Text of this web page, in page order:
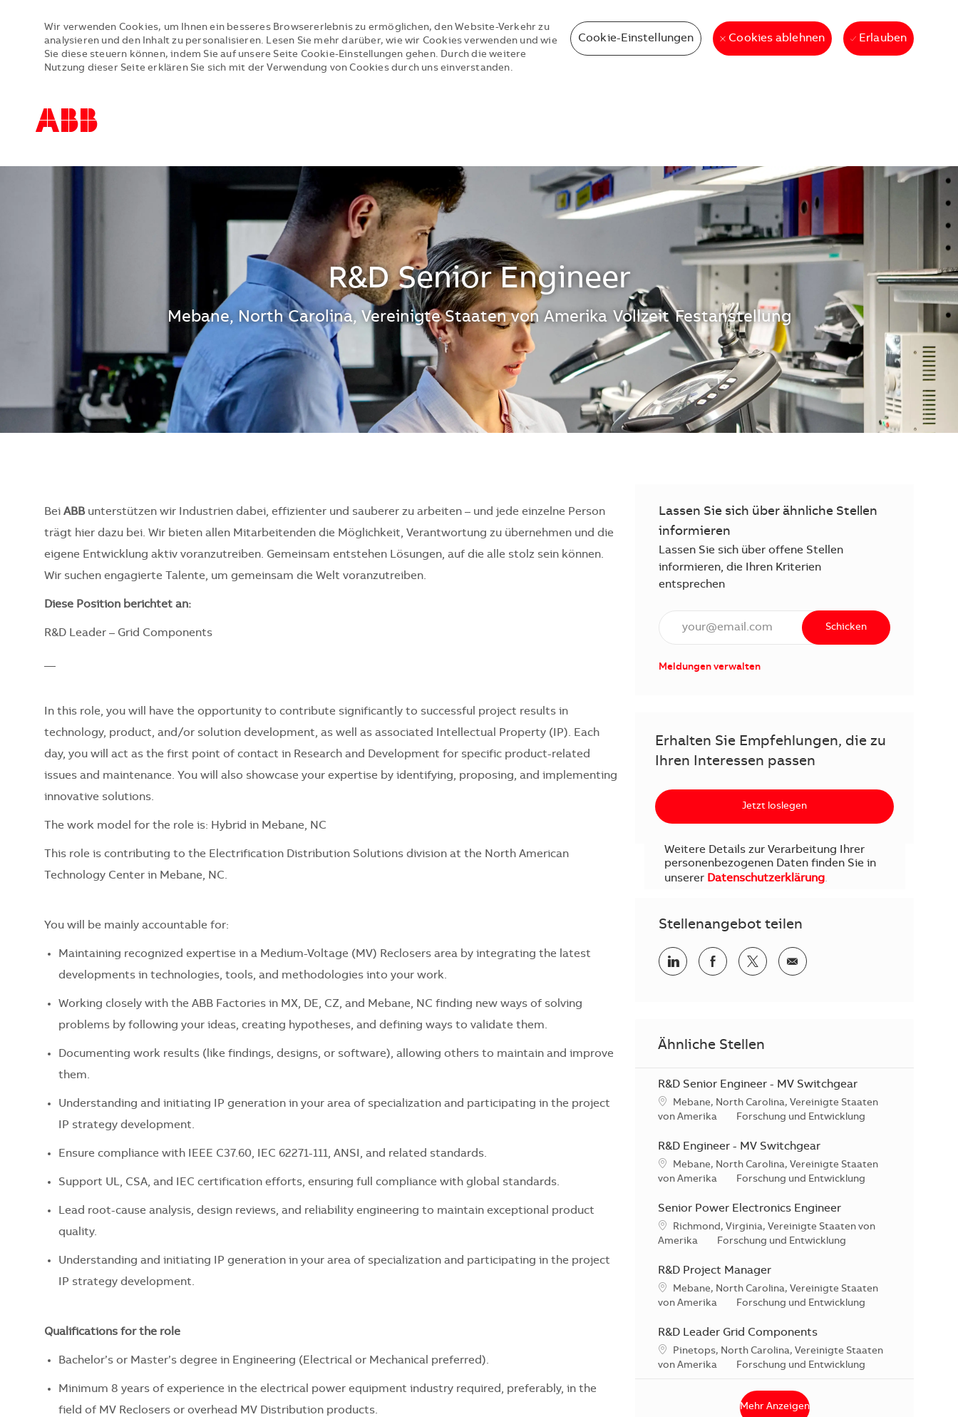
Wir verwenden Cookies, um Ihnen ein besseres Browsererlebnis zu ermöglichen, den Website-Verkehr zu
analysieren und den Inhalt zu personalisieren. Lesen Sie mehr darüber, wie wir Cookies verwenden und wie
Sie diese steuern können, indem Sie auf unsere Seite Cookie-Einstellungen gehen. Durch die weitere
Nutzung dieser Seite erklären Sie sich mit der Verwendung von Cookies durch uns einverstanden.
Cookie-Einstellungen Cookies ablehnen Erlauben
R&D Senior Engineer
Standort
Mebane, North Carolina, Vereinigte Staaten von Amerika Vollzeit Festanstellung
Bei ABBunterstützen wir Industrien dabei, effizienter und sauberer zu arbeiten – und jede einzelne Person
trägt hier dazu bei. Wir bieten allen Mitarbeitenden die Möglichkeit, Verantwortung zu übernehmen und die
eigene Entwicklung aktiv voranzutreiben. Gemeinsam entstehen Lösungen, auf die alle stolz sein können.
Wir suchen engagierte Talente, um gemeinsam die Welt voranzutreiben.
Diese Position berichtet an:
R&D Leader – Grid Components
In this role, you will have the opportunity to contribute significantly to successful project results in
technology, product, and/or solution development, as well as associated Intellectual Property (IP). Each
day, you will act as the first point of contact in Research and Development for specific product-related
issues and maintenance. You will also showcase your expertise by identifying, proposing, and implementing
innovative solutions.
The work model for the role is: Hybrid in Mebane, NC
This role is contributing to the Electrification Distribution Solutions division at the North American
Technology Center in Mebane, NC.
You will be mainly accountable for:
Maintaining recognized expertise in a Medium-Voltage (MV) Reclosers area by integrating the latest
developments in technologies, tools, and methodologies into your work.
Working closely with the ABB Factories in MX, DE, CZ, and Mebane, NC finding new ways of solving
problems by following your ideas, creating hypotheses, and defining ways to validate them.
Documenting work results (like findings, designs, or software), allowing others to maintain and improve
them.
Understanding and initiating IP generation in your area of specialization and participating in the project
IP strategy development.
Ensure compliance with IEEE C37.60, IEC 62271-111, ANSI, and related standards.
Support UL, CSA, and IEC certification efforts, ensuring full compliance with global standards.
Lead root-cause analysis, design reviews, and reliability engineering to maintain exceptional product
quality.
Understanding and initiating IP generation in your area of specialization and participating in the project
IP strategy development.
Qualifications for the role
Bachelor’s or Master’s degree in Engineering (Electrical or Mechanical preferred).
Minimum 8 years of experience in the electrical power equipment industry required, preferably, in the
field of MV Reclosers or overhead MV Distribution products.
Lassen Sie sich über ähnliche Stellen
informieren
Lassen Sie sich über offene Stellen
informieren, die Ihren Kriterien
entsprechen
E-Mail Adresse eingeben (erforderlich)
Schicken
Meldungen verwalten
Erhalten Sie Empfehlungen, die zu
Ihren Interessen passen
Jetzt loslegen
Weitere Details zur Verarbeitung Ihrer
personenbezogenen Daten finden Sie in
unserer Datenschutzerklärung.
Stellenangebot teilen
Teilen via LinkedInTeilen via Facebook
Teilen via Twitter
Teilen via E-Mail
Ähnliche Stellen
R&D Senior Engineer - MV Switchgear
Standort
Mebane, North Carolina, Vereinigte Staaten
von Amerika
Kategorie
Forschung und Entwicklung
R&D Engineer - MV Switchgear
Standort
Mebane, North Carolina, Vereinigte Staaten
von Amerika
Kategorie
Forschung und Entwicklung
Senior Power Electronics Engineer
Standort
Richmond, Virginia, Vereinigte Staaten von
Amerika
Kategorie
Forschung und Entwicklung
R&D Project Manager
Standort
Mebane, North Carolina, Vereinigte Staaten
von Amerika
Kategorie
Forschung und Entwicklung
R&D Leader Grid Components
Standort
Pinetops, North Carolina, Vereinigte Staaten
von Amerika
Kategorie
Forschung und Entwicklung
Mehr Anzeigen